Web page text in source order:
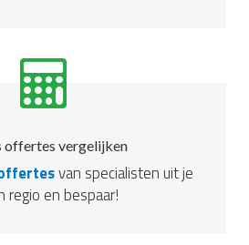
offertes vergelijken
van specialisten uit je
regio en bespaar!